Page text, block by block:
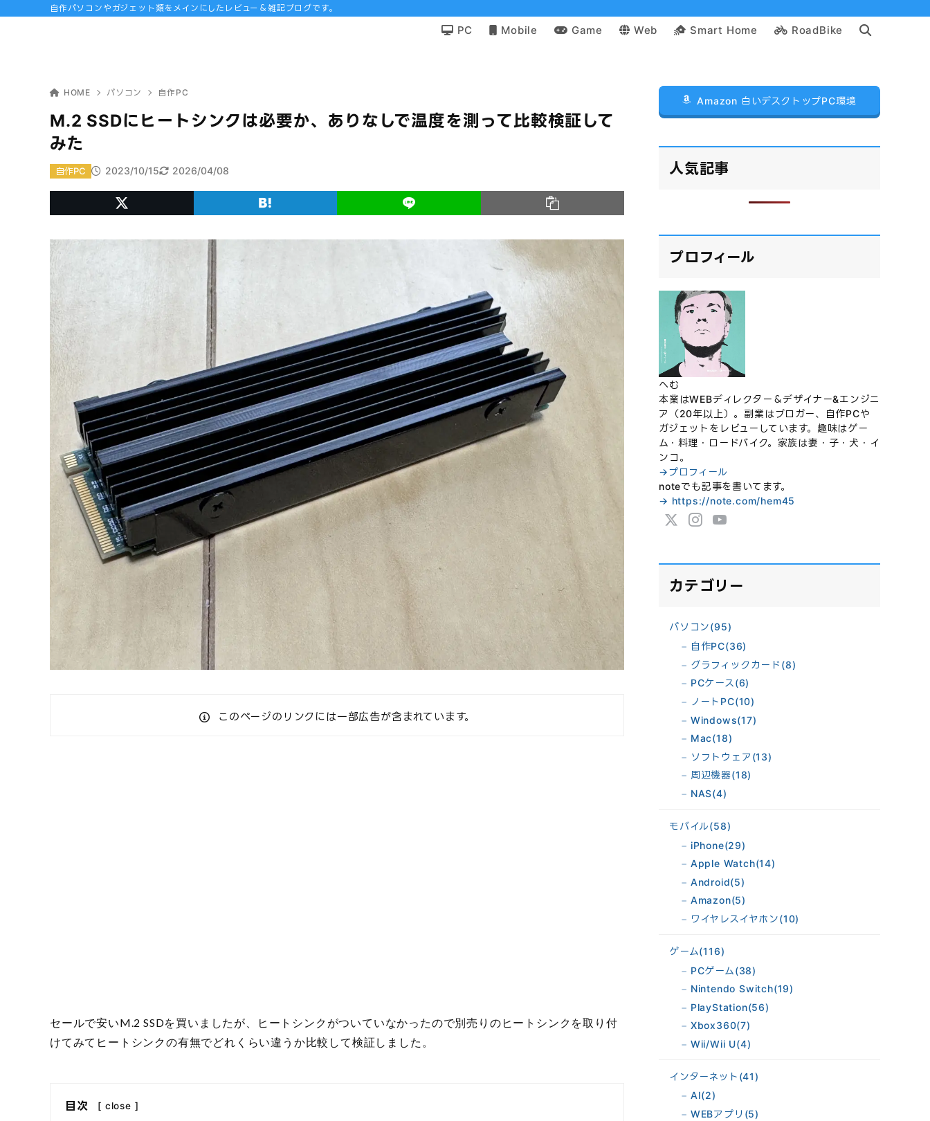
自作パソコンやガジェット類をメインにしたレビュー＆雑記ブログです。
PC Mobile Game Web Smart Home RoadBike
HOME パソコン 自作PC
M.2 SSDにヒートシンクは必要か、ありなしで温度を測って比較検証して
みた
2023/10/15 2026/04/08
自作PC
このページのリンクには一部広告が含まれています。
セールで安いM.2 SSDを買いましたが、ヒートシンクがついていなかったので別売りのヒートシンクを取り付
けてみてヒートシンクの有無でどれくらい違うか比較して検証しました。
目次 [ close ]
Amazon 白いデスクトップPC環境
人気記事
プロフィール
へむ
本業はWEBディレクター＆デザイナー&エンジニ
ア（20年以上）。副業はブロガー、自作PCや
ガジェットをレビューしています。趣味はゲー
ム・料理・ロードバイク。家族は妻・子・犬・イ
ンコ。
→プロフィール
noteでも記事を書いてます。
→ https://note.com/hem45
カテゴリー
パソコン(95)
自作PC(36)
グラフィックカード (8)
PCケース(6)
ノートPC(10)
Windows(17)
Mac(18)
ソフトウェア (13)
周辺機器(18)
NAS(4)
モバイル(58)
iPhone(29)
Apple Watch(14)
Android(5)
Amazon(5)
ワイヤレスイヤホン(10)
ゲーム(116)
PCゲーム(38)
Nintendo Switch(19)
PlayStation(56)
Xbox360(7)
Wii/Wii U(4)
インターネット (41)
AI(2)
WEBアプリ (5)